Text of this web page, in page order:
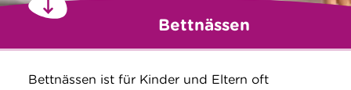
Bettnässen
Bettnässen ist für Kinder und Eltern oft